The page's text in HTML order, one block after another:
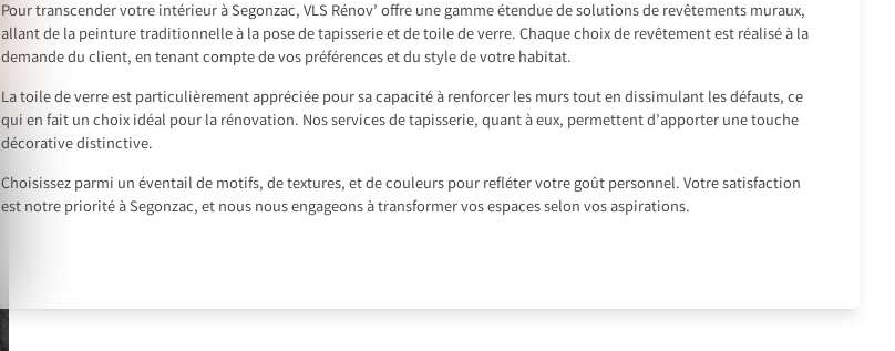
Pour transcender votre intérieur à Segonzac, VLS Rénov’ offre une gamme étendue de solutions de revêtements muraux,
allant de la peinture traditionnelle à la pose de tapisserie et de toile de verre. Chaque choix de revêtement est réalisé à la
demande du client, en tenant compte de vos préférences et du style de votre habitat.
La toile de verre est particulièrement appréciée pour sa capacité à renforcer les murs tout en dissimulant les défauts, ce
qui en fait un choix idéal pour la rénovation. Nos services de tapisserie, quant à eux, permettent d’apporter une touche
décorative distinctive.
Choisissez parmi un éventail de motifs, de textures, et de couleurs pour refléter votre goût personnel. Votre satisfaction
est notre priorité à Segonzac, et nous nous engageons à transformer vos espaces selon vos aspirations.